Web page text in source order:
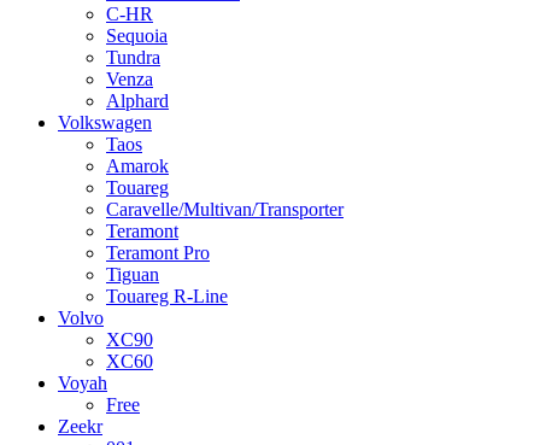
C-HR
Sequoia
Tundra
Venza
Alphard
Volkswagen
Taos
Amarok
Touareg
Caravelle/Multivan/Transporter
Teramont
Teramont Pro
Tiguan
Touareg R-Line
Volvo
XC90
XC60
Voyah
Free
Zeekr